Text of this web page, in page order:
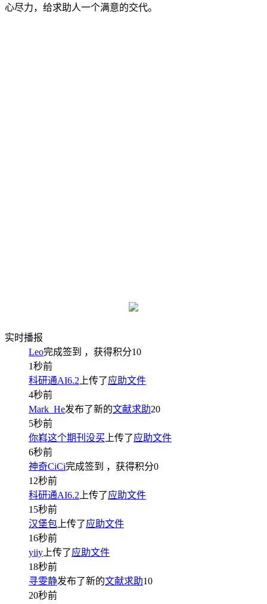
心尽力，给求助人一个满意的交代。
实时播报
Leo完成签到 ，获得积分10
1秒前
科研通AI6.2 上传了应助文件
4秒前
Mark_He发布了新的文献求助20
5秒前
你嵙这个期刊没买 上传了应助文件
6秒前
神奇CiCi完成签到 ，获得积分0
12秒前
科研通AI6.2 上传了应助文件
15秒前
汉堡包 上传了应助文件
16秒前
yiiy 上传了应助文件
18秒前
寻雯静发布了新的文献求助10
20秒前